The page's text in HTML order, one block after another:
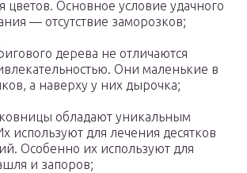
цветов. Основное условие удачного
— отсутствие заморозков;
дерева не отличаются
Они маленькие в
а наверху у них дырочка;
обладают уникальным
используют для лечения десятков
Особенно их используют для
и запоров;